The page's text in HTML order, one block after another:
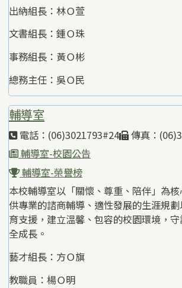
出納組長：林Ｏ萱
文書組長：鍾Ｏ珠
事務組長：黃Ｏ彬
總務主任：吳Ｏ民
輔導室
電話：(06)3021793#24
傳真：
輔導室-校園公告
輔導室-榮譽榜
本校輔導室以「關懷、尊重、陪伴」為
供專業的諮商輔導、適性發展的生涯規
育支援，建立溫馨、包容的校園環境，
全成長。
藝才組長：方Ｏ旗
教職員：楊Ｏ明